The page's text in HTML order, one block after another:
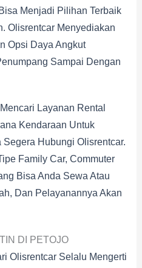
Menjadi Pilihan Terbaik
Olisrentcar Menyediakan
Opsi Daya Angkut
Sampai Dengan
Layanan Rental
Kendaraan Untuk
Hubungi Olisrentcar.
Family Car, Commuter
Bisa Anda Sewa Atau
Dan Pelayanannya Akan
DI PETOJO
Olisrentcar Selalu Mengerti